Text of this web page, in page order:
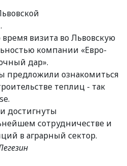
визита во Львовскую
компании «Евро-
дар».
предложили ознакомиться
теплиц - так
достигнуты
сотрудничестве и
в аграрный сектор.